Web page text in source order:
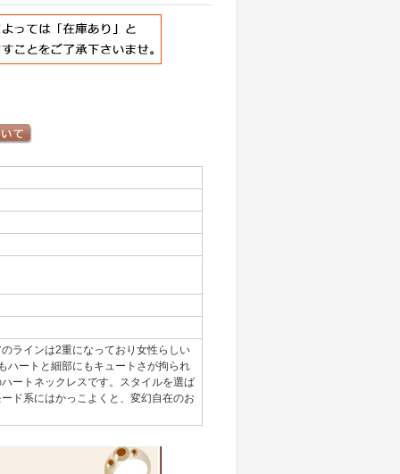
ラインは2重になっており女性らしい
ハートと細部にもキュートさが拘られ
ートネックレスです。スタイルを選ば
ド系にはかっこよくと、変幻自在のお